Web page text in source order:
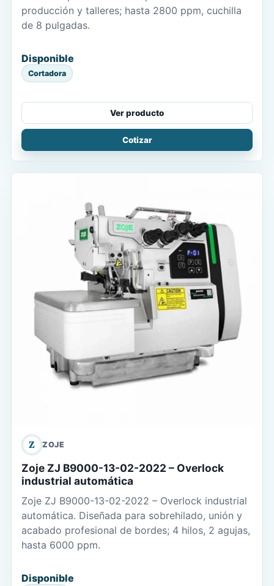
producción y talleres; hasta 2800 ppm, cuchilla
de 8 pulgadas.
Disponible
Cortadora
Ver producto
Cotizar
Z ZOJE
Zoje ZJ B9000-13-02-2022 – Overlock
industrial automática
Zoje ZJ B9000-13-02-2022 – Overlock industrial
automática. Diseñada para sobrehilado, unión y
acabado profesional de bordes; 4 hilos, 2 agujas,
hasta 6000 ppm.
Disponible